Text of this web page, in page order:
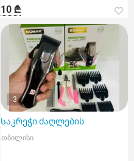
10 ₾
3
Საკრეჭი ძაღლების
თბილისი